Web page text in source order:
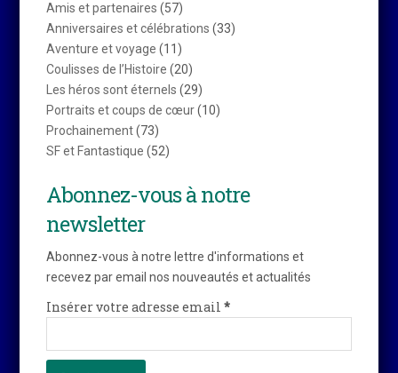
Amis et partenaires (57)
Anniversaires et célébrations (33)
Aventure et voyage (11)
Coulisses de l’Histoire (20)
Les héros sont éternels (29)
Portraits et coups de cœur(10)
Prochainement(73)
SF et Fantastique (52)
Abonnez-vous à notre
newsletter
Abonnez-vous à notre lettre d'informations et
recevez par email nos nouveautés et actualités
Insérer votre adresse email*